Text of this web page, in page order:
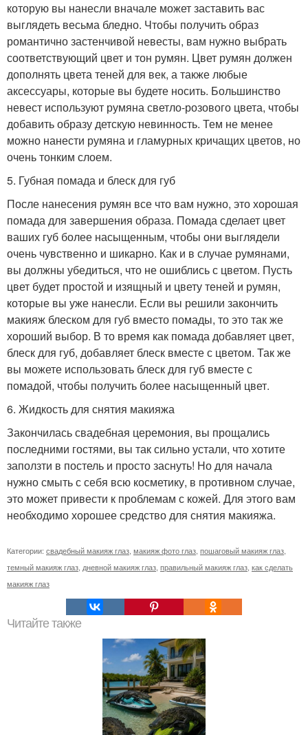
которую вы нанесли вначале может заставить вас
выглядеть весьма бледно. Чтобы получить образ
романтично застенчивой невесты, вам нужно выбрать
соответствующий цвет и тон румян. Цвет румян должен
дополнять цвета теней для век, а также любые
аксессуары, которые вы будете носить. Большинство
невест используют румяна светло-розового цвета, чтобы
добавить образу детскую невинность. Тем не менее
можно нанести румяна и гламурных кричащих цветов, но
очень тонким слоем.
5. Губная помада и блеск для губ
После нанесения румян все что вам нужно, это хорошая
помада для завершения образа. Помада сделает цвет
ваших губ более насыщенным, чтобы они выглядели
очень чувственно и шикарно. Как и в случае румянами,
вы должны убедиться, что не ошиблись с цветом. Пусть
цвет будет простой и изящный и цвету теней и румян,
которые вы уже нанесли. Если вы решили закончить
макияж блеском для губ вместо помады, то это так же
хороший выбор. В то время как помада добавляет цвет,
блеск для губ, добавляет блеск вместе с цветом. Так же
вы можете использовать блеск для губ вместе с
помадой, чтобы получить более насыщенный цвет.
6. Жидкость для снятия макияжа
Закончилась свадебная церемония, вы прощались
последними гостями, вы так сильно устали, что хотите
заползти в постель и просто заснуть! Но для начала
нужно смыть с себя всю косметику, в противном случае,
это может привести к проблемам с кожей. Для этого вам
необходимо хорошее средство для снятия макияжа.
Категории: свадебный макияж глаз, макияж фото глаз, пошаговый макияж глаз,
темный макияж глаз, дневной макияж глаз, правильный макияж глаз, как сделать
макияж глаз
Читайте также